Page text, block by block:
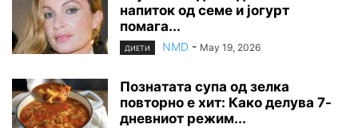
напиток од семе и јогурт
помага...
ДИЕТИ NMD - May 19, 2026
Познатата супа од зелка
повторно е хит: Како делува 7-
дневниот режим...